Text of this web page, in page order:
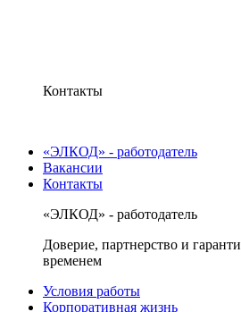
Контакты
«ЭЛКОД» - работодатель
Вакансии
Контакты
«ЭЛКОД» - работодатель
Доверие, партнерство и
временем
Условия работы
Корпоративная жизнь